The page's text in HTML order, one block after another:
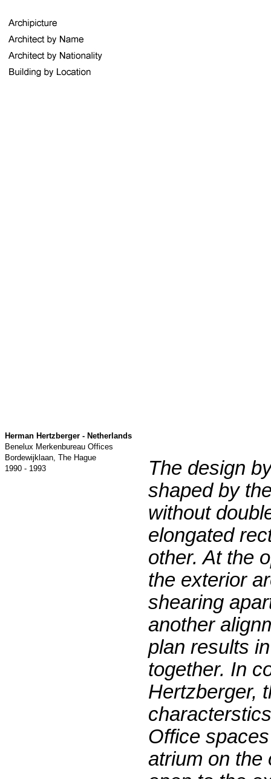
Herman Hertzberger - Netherlands
Benelux Merkenbureau Offices
Bordewijklaan, The Hague
1990 - 1993
The design
shaped by
without
elongated
other. At the
the exterior
shearing
another
plan results
together. In
Hertzberger,
Office
atrium on the